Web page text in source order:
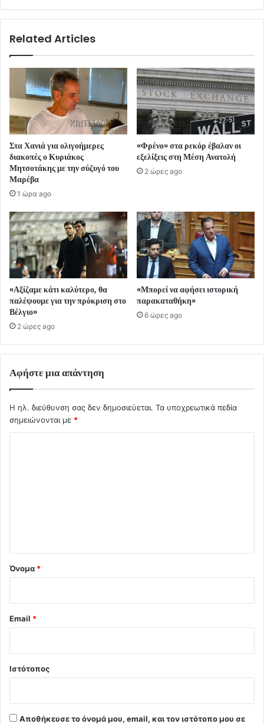
Related Articles
Στα Χανιά για ολιγοήμερες
διακοπές ο Κυριάκος
Μητσοτάκης με την σύζυγό του
Μαρέβα
1 ώρα ago
«Φρένο» στα ρεκόρ έβαλαν οι
εξελίξεις στη Μέση Ανατολή
2 ώρες ago
«Αξίζαμε κάτι καλύτερο, θα
παλέψουμε για την πρόκριση στο
Βέλγιο»
2 ώρες ago
«Μπορεί να αφήσει ιστορική
παρακαταθήκη»
6 ώρες ago
Αφήστε μια απάντηση
Η ηλ. διεύθυνση σας δεν δημοσιεύεται. Τα υποχρεωτικά πεδία
σημειώνονται με *
Όνομα *
Email *
Ιστότοπος
Αποθήκευσε το όνομά μου, email, και τον ιστότοπο μου σε